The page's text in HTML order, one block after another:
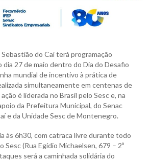
do Caí terá programação
dia 27 de maio dentro do Dia do Desafio
mundial de incentivo à prática de
simultaneamente em centenas de
é liderada no Brasil pelo Sesc e, na
da Prefeitura Municipal, do Senac
e da Unidade Sesc de Montenegro.
às 6h30, com catraca livre durante todo
Sesc (Rua Egídio Michaelsen, 679 – 2º
será a caminhada solidária do